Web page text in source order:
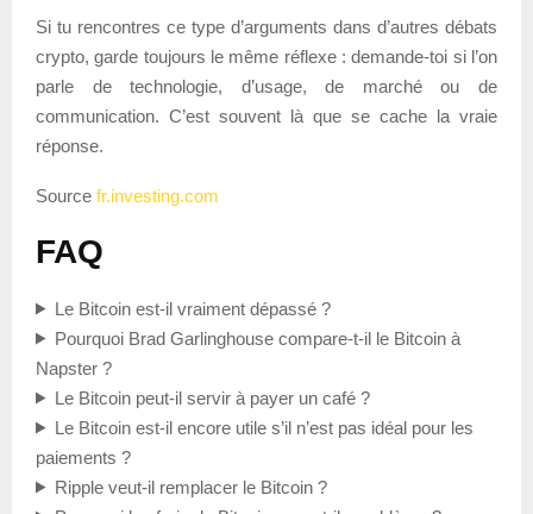
Si tu rencontres ce type d’arguments dans d’autres débats
crypto, garde toujours le même réflexe : demande-toi si l’on
parle de technologie, d’usage, de marché ou de
communication. C’est souvent là que se cache la vraie
réponse.
Source fr.investing.com
FAQ
Le Bitcoin est-il vraiment dépassé ?
Pourquoi Brad Garlinghouse compare-t-il le Bitcoin à
Napster ?
Le Bitcoin peut-il servir à payer un café ?
Le Bitcoin est-il encore utile s’il n’est pas idéal pour les
paiements ?
Ripple veut-il remplacer le Bitcoin ?